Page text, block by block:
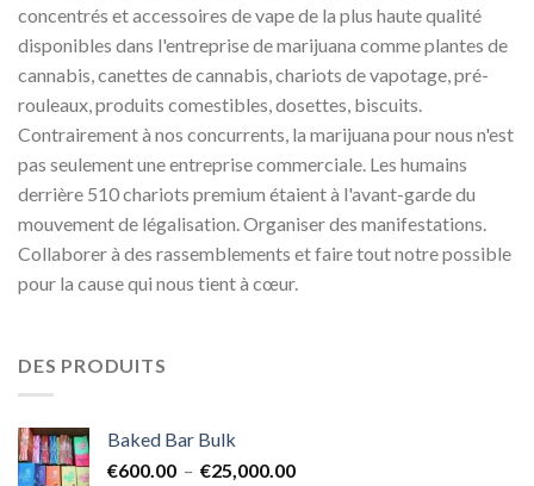
concentrés et accessoires de vape de la plus haute qualité
disponibles dans l'entreprise de marijuana comme plantes de
cannabis, canettes de cannabis, chariots de vapotage, pré-
rouleaux, produits comestibles, dosettes, biscuits.
Contrairement à nos concurrents, la marijuana pour nous n'est
pas seulement une entreprise commerciale. Les humains
derrière 510 chariots premium étaient à l'avant-garde du
mouvement de légalisation. Organiser des manifestations.
Collaborer à des rassemblements et faire tout notre possible
pour la cause qui nous tient à cœur.
DES PRODUITS
Baked Bar Bulk
€600.00 – €25,000.00Plage